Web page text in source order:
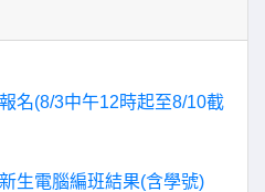
名(8/3中午12時起至8/10截
生電腦編班結果(含學號)